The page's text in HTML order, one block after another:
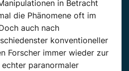
in Betracht
die Phänomene oft im
auch nach
konventioneller
Forscher immer wieder zur
paranormaler